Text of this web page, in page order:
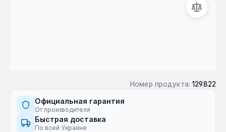
Номер продукта: 129822
Официальная гарантия
От производителя
Быстрая доставка
По всей Украине